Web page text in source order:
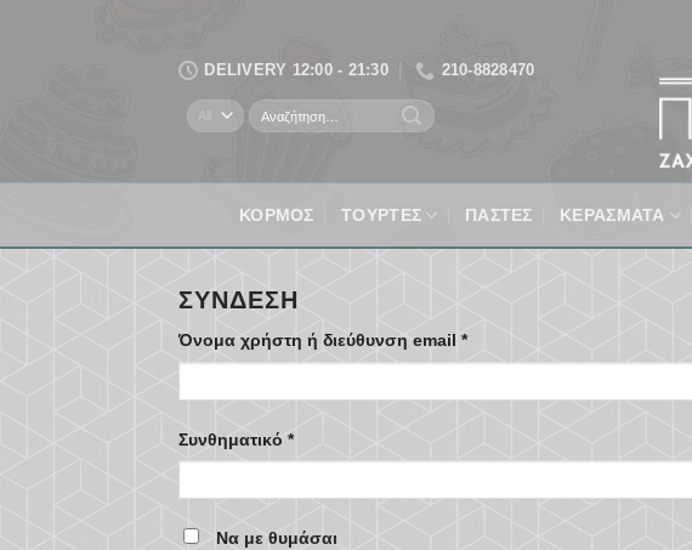
DELIVERY 12:00 - 21:30 210-8828470
Αναζήτηση
για:
ΚΟΡΜΌΣ ΤΟΥΡΤΕΣ ΠΑΣΤΕΣ ΚΕΡΑΣΜΑΤΑ
ΣΎΝΔΕΣΗ
Όνομα χρήστη ή διεύθυνση email *Απαιτείται
Συνθηματικό *Απαιτείται
Να με θυμάσαι